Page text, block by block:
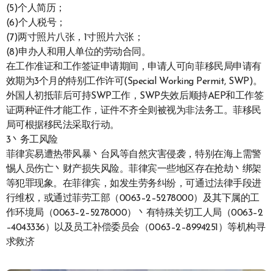
(5)个人简历；
(6)个人税号；
(7)两寸照片八张，1寸照片六张；
(8)申办人和用人单位的劳动合同。
在工作准证和工作签证申请期间，申请人可向菲移民局申请有
效期为3个月的特别工作许可(Special Working Permit, SWP)。
外国人初抵菲后可持SWP工作，SWP失效后顺持AEP和工作签
证两种证件才能工作，证件不齐全则被视为非法务工。菲移民
局可根据移民法采取行动。
3丶务工风险
菲律宾易遭热带风暴丶台风等自然灾害侵袭，特别在海上需警
惕人员伤亡丶财产损失风险。菲律宾一些地区存在抢劫丶绑架
等犯罪现象。在菲律宾，如发生劳务纠纷，可通过法律手段进
行维权，或通过菲劳工部（0063–2–5278000）及其下属的工
作环境局（0063–2–5278000）丶有特殊关切工人局（0063–2
–4043336）以及员工补偿委员会（0063–2–8994251）等机构寻
求救济